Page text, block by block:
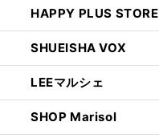
HAPPY PLUS STORE
SHUEISHA VOX
LEEマルシェ
SHOP Marisol